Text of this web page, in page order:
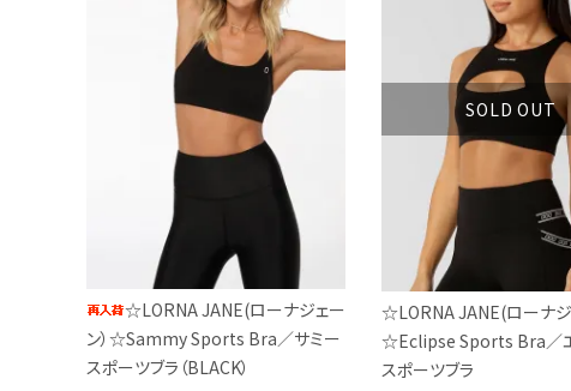
☆LORNA JANE(ローナジェー
ン）☆Sammy Sports Bra／サミー
スポーツブラ（BLACK）
SOLD OUT
☆LORNA JANE(ローナジ
☆Eclipse Sports Bra／
スポーツブラ